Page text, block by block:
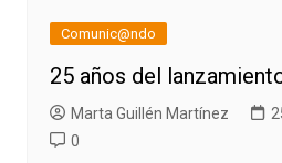
Comunic@ndo
25 años del
Marta Guillén Martínez
0